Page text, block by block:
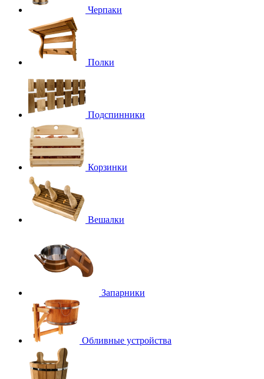
Черпаки
Полки
Подспинники
Корзинки
Вешалки
Запарники
Обливные устройства